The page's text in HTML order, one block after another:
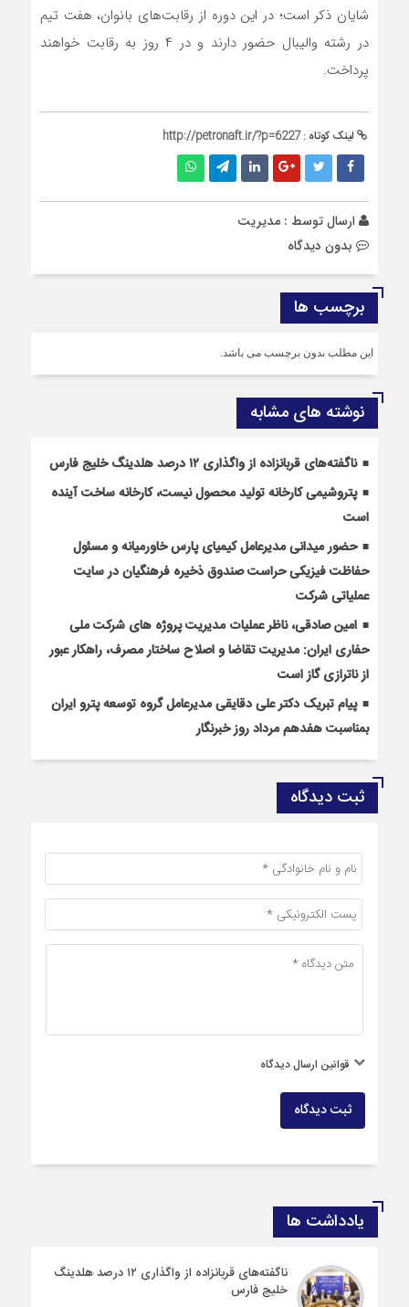
شایان ذکر است؛ در این دوره از رقابت‌های بانوان، هفت تیم
در رشته والیبال حضور دارند و در ۴ روز به رقابت خواهند
پرداخت.
لینک کوتاه :http://petronaft.ir/?p=6227
ارسال توسط : مدیریت
بدون دیدگاه
برچسب ها
این مطلب بدون برچسب می باشد.
نوشته های مشابه
ناگفته‌های قربانزاده از واگذاری ۱۲ درصد هلدینگ خلیج فارس
پتروشیمی کارخانه تولید محصول نیست، کارخانه ساخت آینده
است
حضور میدانی مدیرعامل کیمیای پارس خاورمیانه و مسئول
حفاظت فیزیکی حراست صندوق ذخیره فرهنگیان در سایت
عملیاتی شرکت
امین صادقی، ناظر عملیات مدیریت پروژه های شرکت ملی
حفاری ایران: مدیریت تقاضا و اصلاح ساختار مصرف، راهکار عبور
از ناترازی گاز است
پیام تبریک دکتر علی دقایقی مدیرعامل گروه توسعه پترو ایران
بمناسبت هفدهم مرداد روز خبرنگار
ثبت دیدگاه
قوانین ارسال دیدگاه
ثبت دیدگاه
یادداشت ها
ناگفته‌های قربانزاده از واگذاری ۱۲ درصد هلدینگ
خلیج فارس